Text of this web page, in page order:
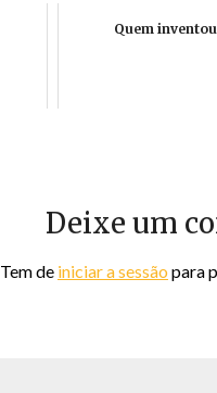
Quem
Deixe um
Tem de iniciar a sessão para